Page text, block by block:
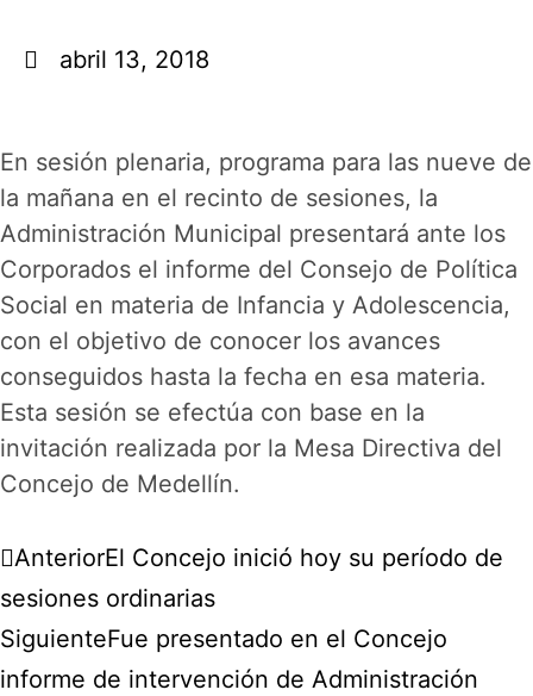
abril 13, 2018
En sesión plenaria, programa para las nueve de
la mañana en el recinto de sesiones, la
Administración Municipal presentará ante los
Corporados el informe del Consejo de Política
Social en materia de Infancia y Adolescencia,
con el objetivo de conocer los avances
conseguidos hasta la fecha en esa materia.
Esta sesión se efectúa con base en la
invitación realizada por la Mesa Directiva del
Concejo de Medellín.
AnteriorEl Concejo inició hoy su período de
sesiones ordinarias
SiguienteFue presentado en el Concejo
informe de intervención de Administración